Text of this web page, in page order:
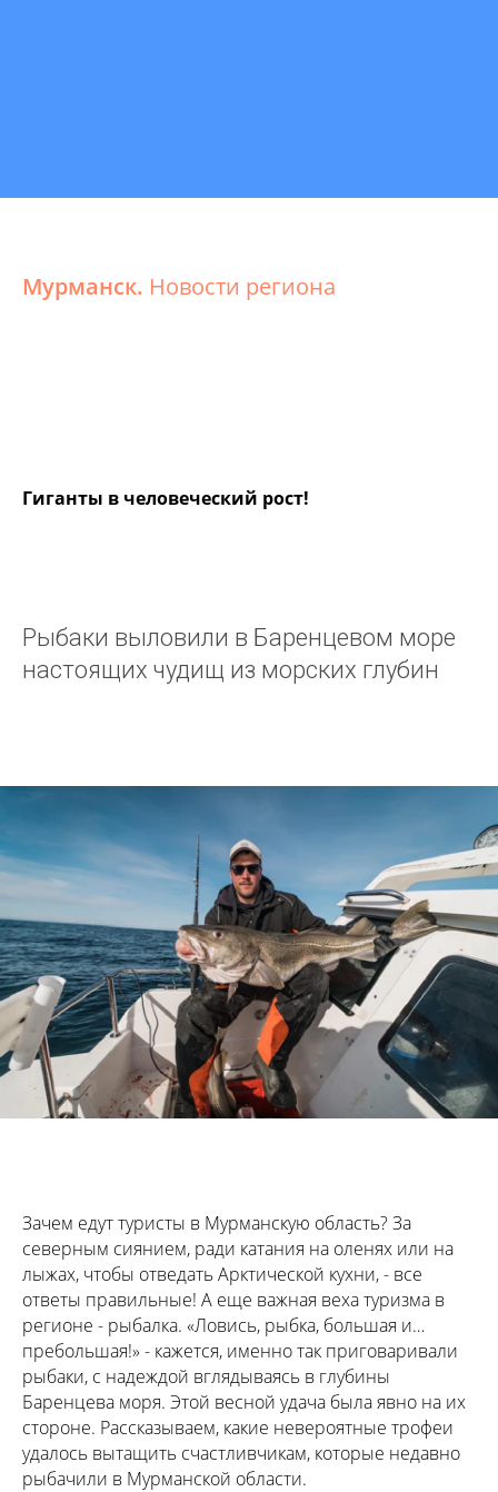
Мурманск. Новости региона
Гиганты в человеческий рост!
Рыбаки выловили в Баренцевом море
настоящих чудищ из морских глубин
Зачем едут туристы в Мурманскую область? За
северным сиянием, ради катания на оленях или на
лыжах, чтобы отведать Арктической кухни, - все
ответы правильные! А еще важная веха туризма в
регионе - рыбалка. «Ловись, рыбка, большая и…
пребольшая!» - кажется, именно так приговаривали
рыбаки, с надеждой вглядываясь в глубины
Баренцева моря. Этой весной удача была явно на их
стороне. Рассказываем, какие невероятные трофеи
удалось вытащить счастливчикам, которые недавно
рыбачили в Мурманской области.